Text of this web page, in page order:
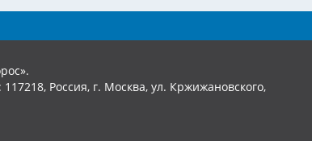
Россия, г. Москва, ул. Кржижановского,